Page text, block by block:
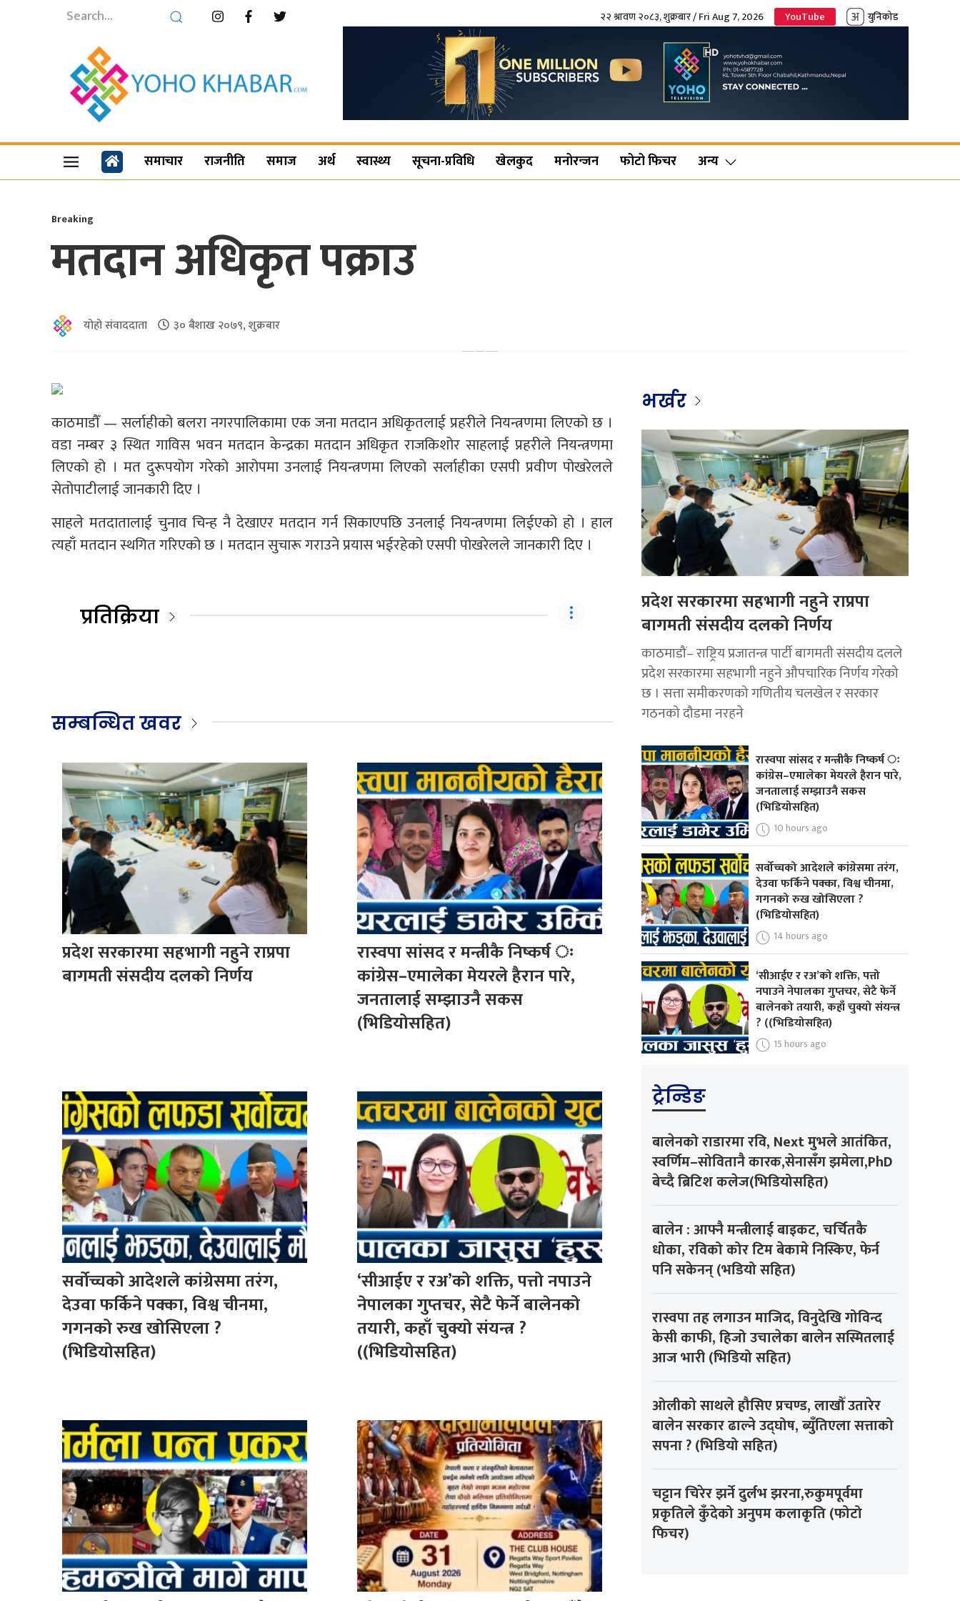
२२ श्रावण २०८३, शुक्रबार / Fri Aug 7, 2026 YouTube युनिकोड
समाचार राजनीति समाज अर्थ स्वास्थ्य सूचना-प्रविधि खेलकुद मनोरन्जन फोटो फिचर अन्य
Breaking
मतदान अधिकृत पक्राउ
योहो संवाददाता ३० बैशाख २०७९, शुक्रबार
काठमाडौँ — सर्लाहीको बलरा नगरपालिकामा एक जना मतदान अधिकृतलाई प्रहरीले नियन्त्रणमा लिएको छ ।
वडा नम्बर ३ स्थित गाविस भवन मतदान केन्द्रका मतदान अधिकृत राजकिशोर साहलाई प्रहरीले नियन्त्रणमा
लिएको हो । मत दुरूपयोग गरेको आरोपमा उनलाई नियन्त्रणमा लिएको सर्लाहीका एसपी प्रवीण पोखरेलले
सेतोपाटीलाई जानकारी दिए ।
साहले मतदातालाई चुनाव चिन्ह नै देखाएर मतदान गर्न सिकाएपछि उनलाई नियन्त्रणमा लिईएको हो । हाल
त्यहाँ मतदान स्थगित गरिएको छ । मतदान सुचारू गराउने प्रयास भईरहेको एसपी पोखरेलले जानकारी दिए ।
प्रतिक्रिया
सम्बन्धित खवर
प्रदेश सरकारमा सहभागी नहुने राप्रपा
बागमती संसदीय दलको निर्णय
रास्वपा सांसद र मन्त्रीकै निष्कर्ष ः
कांग्रेस–एमालेका मेयरले हैरान पारे,
जनतालाई सम्झाउनै सकस
(भिडियोसहित)
सर्वोच्चको आदेशले कांग्रेसमा तरंग,
देउवा फर्किने पक्का, विश्व चीनमा,
गगनको रुख खोसिएला ?
(भिडियोसहित)
‘सीआईए र रअ’को शक्ति, पत्तो नपाउने
नेपालका गुप्तचर, सेटै फेर्ने बालेनको
तयारी, कहाँ चुक्यो संयन्त्र ?
((भिडियोसहित)
भर्खर
प्रदेश सरकारमा सहभागी नहुने राप्रपा
बागमती संसदीय दलको निर्णय
काठमाडौं– राष्ट्रिय प्रजातन्त्र पार्टी बागमती संसदीय दलले
प्रदेश सरकारमा सहभागी नहुने औपचारिक निर्णय गरेको
छ । सत्ता समीकरणको गणितीय चलखेल र सरकार
गठनको दौडमा नरहने
रास्वपा सांसद र मन्त्रीकै निष्कर्ष ः
कांग्रेस–एमालेका मेयरले हैरान पारे,
जनतालाई सम्झाउनै सकस
(भिडियोसहित)
10 hours ago
सर्वोच्चको आदेशले कांग्रेसमा तरंग,
देउवा फर्किने पक्का, विश्व चीनमा,
गगनको रुख खोसिएला ?
(भिडियोसहित)
14 hours ago
‘सीआईए र रअ’को शक्ति, पत्तो
नपाउने नेपालका गुप्तचर, सेटै फेर्ने
बालेनको तयारी, कहाँ चुक्यो संयन्त्र
? ((भिडियोसहित)
15 hours ago
ट्रेन्डिङ
बालेनको राडारमा रवि, Next मुभले आतंकित,
स्वर्णिम–सोवितानै कारक,सेनासँग झमेला,PhD
बेच्दै ब्रिटिश कलेज(भिडियोसहित)
बालेन : आफ्नै मन्त्रीलाई बाइकट, चर्चितकै
धोका, रविको कोर टिम बेकामे निस्किए, फेर्न
पनि सकेनन् (भडियो सहित)
रास्वपा तह लगाउन माजिद, विनुदेखि गोविन्द
केसी काफी, हिजो उचालेका बालेन सस्मितलाई
आज भारी (भिडियो सहित)
ओलीको साथले हौसिए प्रचण्ड, लाखौँ उतारेर
बालेन सरकार ढाल्ने उद्घोष, ब्युँतिएला सत्ताको
सपना ? (भिडियो सहित)
चट्टान चिरेर झर्ने दुर्लभ झरना,रुकुमपूर्वमा
प्रकृतिले कुँदेको अनुपम कलाकृति (फोटो
फिचर)